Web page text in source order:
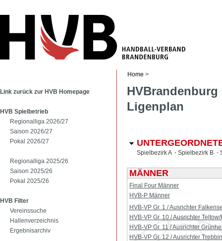
Home >
Link zurück zur HVB Homepage
HVB Spielbetrieb
Regionalliga 2026/27
Saison 2026/27
Pokal 2026/27
Regionalliga 2025/26
Saison 2025/26
Pokal 2025/26
HVB Filter
Vereinssuche
Hallenverzeichnis
Ergebnisarchiv
HVBrandenburg
Ligenplan
Spielbezirk A Spielbezirk B
MÄNNER
Final Four Männer
HVB-P Männer
HVB-VP Gr. 1 / Ausrichter
HVB-VP Gr. 10 / Ausrichter
HVB-VP Gr. 11 / Ausrichter
HVB-VP Gr. 12 / Ausrichter Trebbin